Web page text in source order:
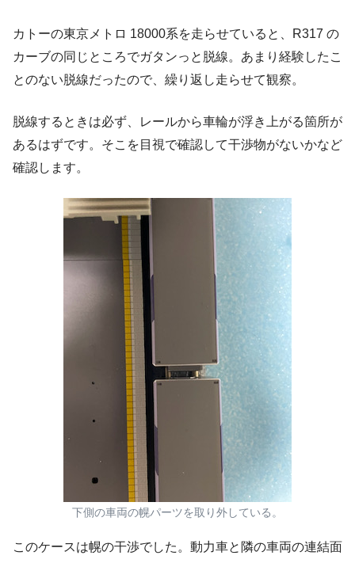
カトーの東京メトロ 18000系を走らせていると、R317 の
カーブの同じところでガタンっと脱線。あまり経験したこ
とのない脱線だったので、繰り返し走らせて観察。
脱線するときは必ず、レールから車輪が浮き上がる箇所が
あるはずです。そこを目視で確認して干渉物がないかなど
確認します。
下側の車両の幌パーツを取り外している。
このケースは幌の干渉でした。動力車と隣の車両の連結面